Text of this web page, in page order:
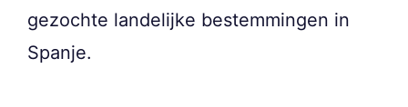
gezochte landelijke bestemmingen in
Spanje.